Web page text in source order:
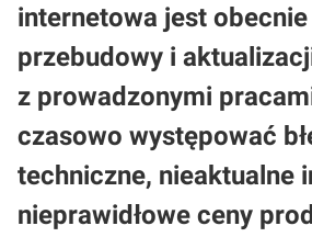
internetowa jest
przebudowy i
z prowadzonymi
czasowo występować
techniczne, nieaktualne
nieprawidłowe ceny